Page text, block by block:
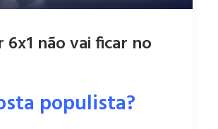
6x1 não vai ficar no
populista?